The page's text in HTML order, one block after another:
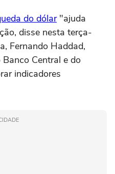
do dólar"ajuda
disse nesta terça-
Fernando Haddad,
Central e do
indicadores